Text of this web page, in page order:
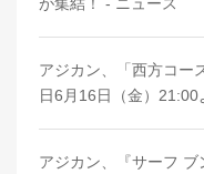
が集結！ - ニュース
アジカン、「西方コー
日6月16日（金）
アジカン、『サーフ